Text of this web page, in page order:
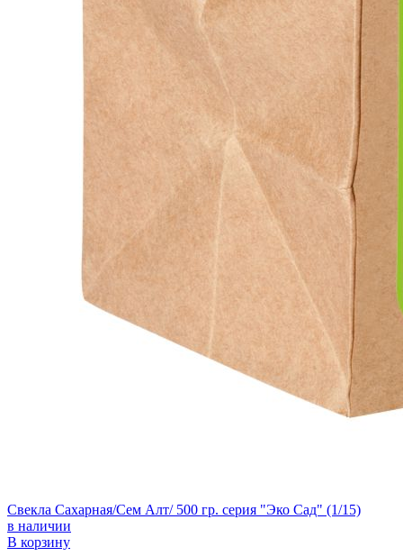
Свекла Сахарная/Сем Алт/ 500 гр. серия "Эко Сад" (1/15)
в наличии
В корзину